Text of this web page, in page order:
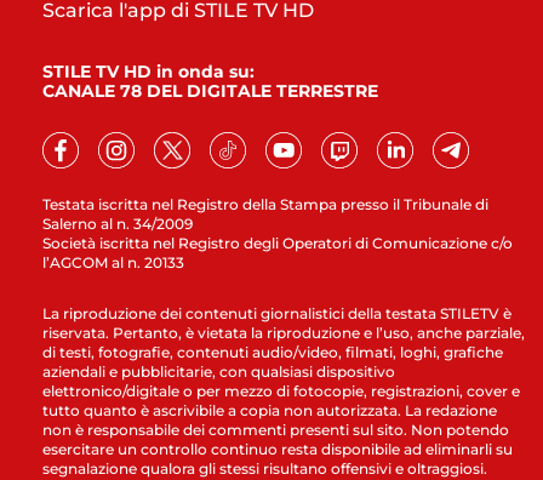
Testata iscritta nel Registro della Stampa presso il Tribunale di
Salerno al n. 34/2009
Società iscritta nel Registro degli Operatori di Comunicazione c/o
l’AGCOM al n. 20133
Scarica l'app di STILE TV HD
STILE TV HD in onda su:
CANALE 78 DEL DIGITALE TERRESTRE
La riproduzione dei contenuti giornalistici della testata STILETV è
riservata. Pertanto, è vietata la riproduzione e l’uso, anche parziale,
di testi, fotografie, contenuti audio/video, filmati, loghi, grafiche
aziendali e pubblicitarie, con qualsiasi dispositivo
elettronico/digitale o per mezzo di fotocopie, registrazioni, cover e
tutto quanto è ascrivibile a copia non autorizzata. La redazione
non è responsabile dei commenti presenti sul sito. Non potendo
esercitare un controllo continuo resta disponibile ad eliminarli su
segnalazione qualora gli stessi risultano offensivi e oltraggiosi.